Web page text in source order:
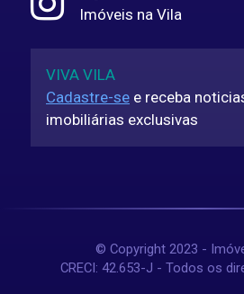
Imóveis na Vila
VIVA VILA
Cadastre-se e receba
imobiliárias exclusivas
© Copyright 2023 -
CRECI: 42.653-J - Todos os